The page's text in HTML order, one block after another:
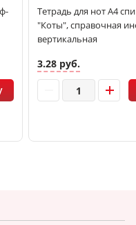
Тетрадь для нот А4
"Коты", справочная
вертикальная
3.28 руб.